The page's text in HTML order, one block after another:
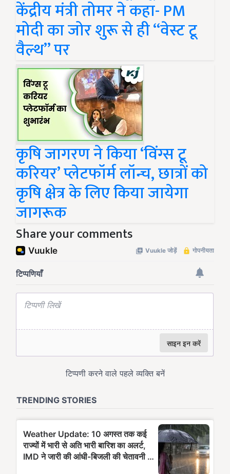
केंद्रीय मंत्री तोमर ने कहा- PM
मोदी का जोर शुरू से ही “वेस्ट टू
वैल्थ” पर
कृषि जागरण ने किया ‘विंग्स टू
करियर’ प्लेटफॉर्म लॉन्च, छात्रों को
कृषि क्षेत्र के लिए किया जायेगा
जागरूक
Share your comments